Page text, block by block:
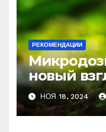
РЕКОМЕНДАЦИИ
новый
НОЯ 18, 2024